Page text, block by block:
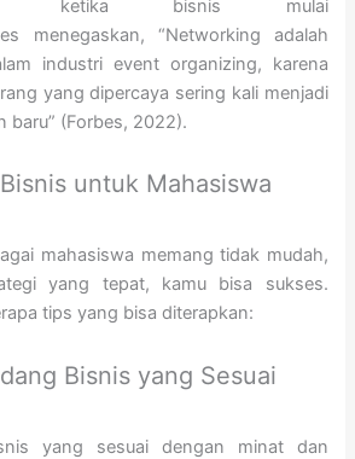
ketika bisnis mulai
menegaskan, “Networking adalah
industri event organizing, karena
yang dipercaya sering kali menjadi
baru” (Forbes, 2022).
untuk Mahasiswa
mahasiswa memang tidak mudah,
yang tepat, kamu bisa sukses.
tips yang bisa diterapkan:
Bisnis yang Sesuai
yang sesuai dengan minat dan